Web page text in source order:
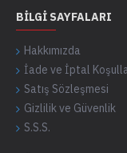
BILGI SAYFALARI
Hakkımızda
İade ve İptal
Satış Sözleşmesi
Gizlilik ve Güvenlik
S.S.S.